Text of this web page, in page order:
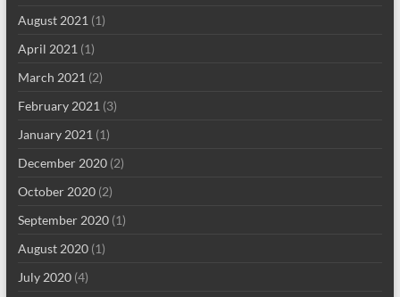
August 2021 (1)
April 2021 (1)
March 2021 (2)
February 2021 (3)
January 2021 (1)
December 2020(2)
October 2020(2)
September 2020(1)
August 2020(1)
July 2020(4)